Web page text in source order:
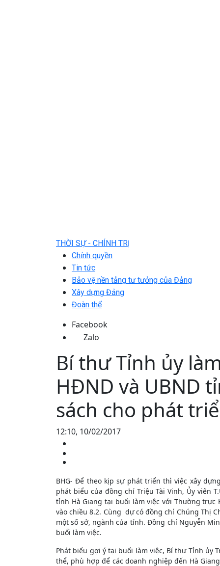
THỜI SỰ - CHÍNH TRỊ
Chính quyền
Tin tức
Bảo vệ nền tảng tư tưởng của Đảng
Xây dựng Đảng
Đoàn thể
Facebook
Zalo
Bí thư Tỉnh ủy
HĐND và UBND
sách cho phát
12:10, 10/02/2017
BHG- Để theo kịp sự phát triển thì việc xây
phát biểu của đồng chí Triệu Tài Vinh, Ủy viên
tỉnh Hà Giang tại buổi làm việc với Thường trực
vào chiều 8.2. Cùng dự có đồng chí Chúng Thị
một số sở, ngành của tỉnh. Đồng chí Nguyễn
buổi làm việc.
Phát biểu gợi ý tại buổi làm việc, Bí thư Tỉnh ủy
thể, phù hợp để các doanh nghiệp đến Hà